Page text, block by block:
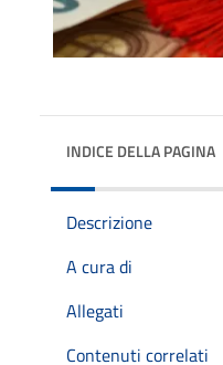
INDICE DELLA PAGINA
Descrizione
A cura di
Allegati
Contenuti correlati